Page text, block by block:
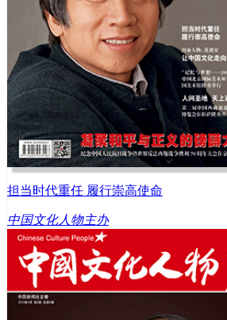
担当时代重任 履行崇高使命
中国文化人物主办